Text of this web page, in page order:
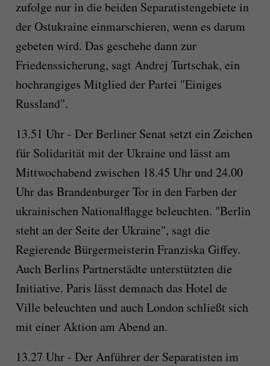
zufolge nur in die beiden Separatistengebiete in
der Ostukraine einmarschieren, wenn es darum
gebeten wird. Das geschehe dann zur
Friedenssicherung, sagt Andrej Turtschak, ein
hochrangiges Mitglied der Partei "Einiges
Russland".
13.51 Uhr - Der Berliner Senat setzt ein Zeichen
für Solidarität mit der Ukraine und lässt am
Mittwochabend zwischen 18.45 Uhr und 24.00
Uhr das Brandenburger Tor in den Farben der
ukrainischen Nationalflagge beleuchten. "Berlin
steht an der Seite der Ukraine", sagt die
Regierende Bürgermeisterin Franziska Giffey.
Auch Berlins Partnerstädte unterstützten die
Initiative. Paris lässt demnach das Hotel de
Ville beleuchten und auch London schließt sich
mit einer Aktion am Abend an.
13.27 Uhr - Der Anführer der Separatisten im